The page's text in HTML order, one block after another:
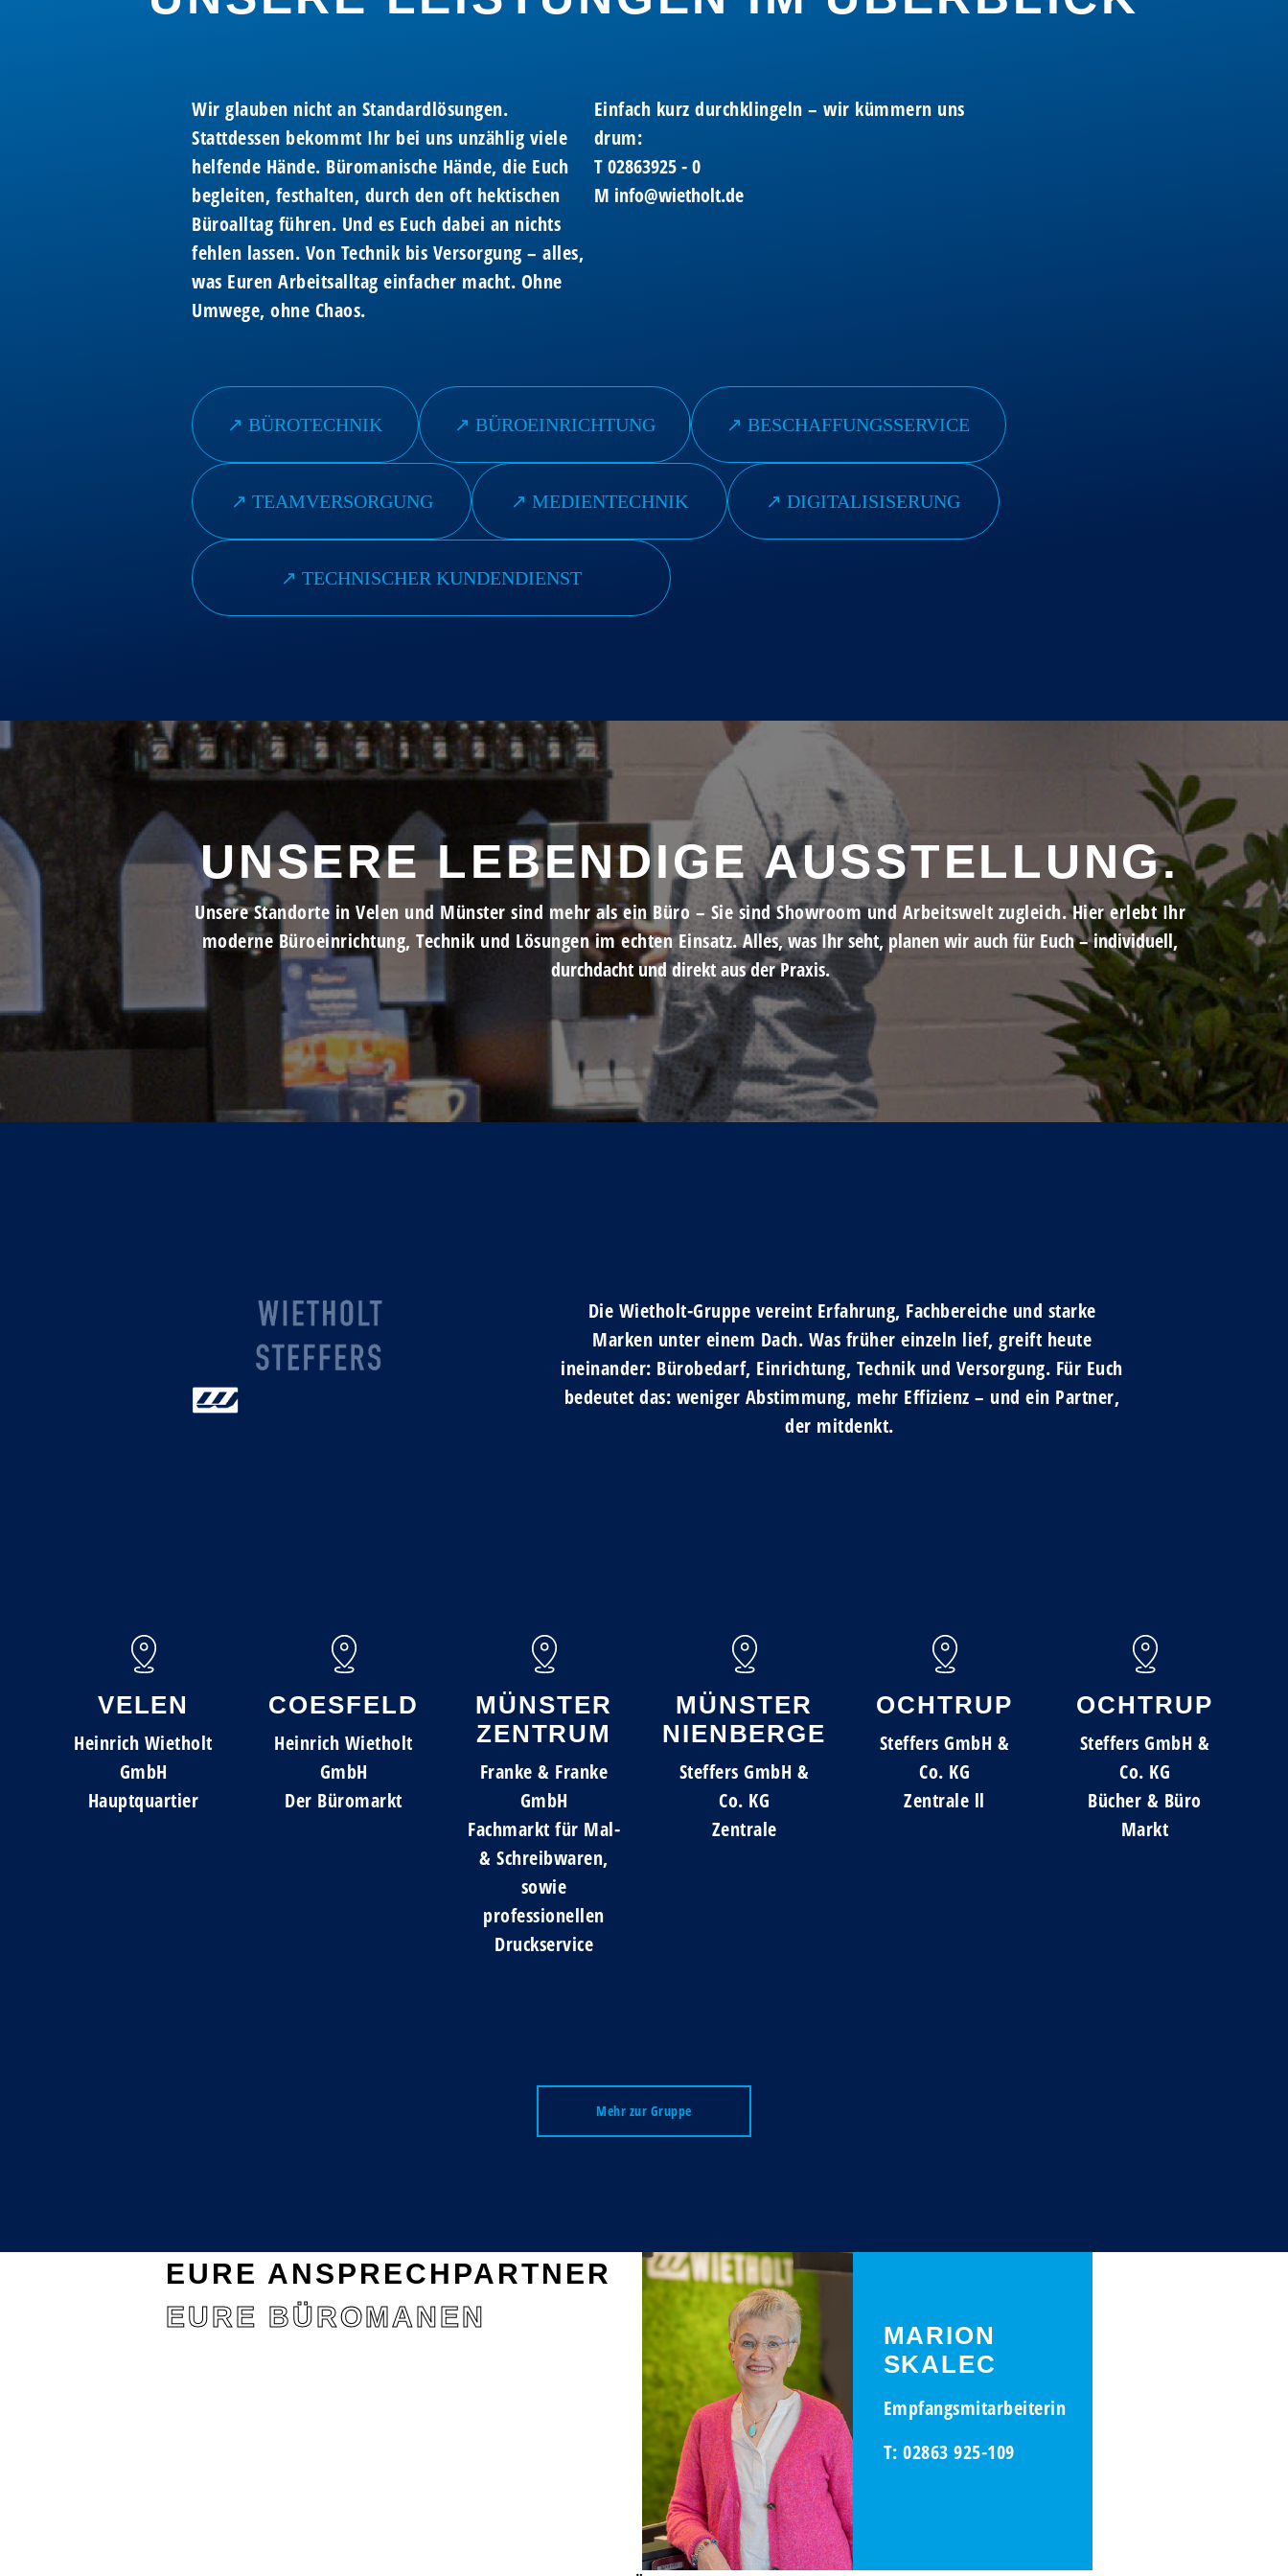
Wir glauben nicht an Standardlösungen.
Stattdessen bekommt Ihr bei uns unzählig viele
helfende Hände. Büromanische Hände, die Euch
begleiten, festhalten, durch den oft hektischen
Büroalltag führen. Und es Euch dabei an nichts
fehlen lassen. Von Technik bis Versorgung – alles,
was Euren Arbeitsalltag einfacher macht. Ohne
Umwege, ohne Chaos.
Einfach kurz durchklingeln – wir kümmern uns
drum:
T02863925 - 0
M info@wietholt.de
↗︎ BÜROTECHNIK ↗︎ BÜROEINRICHTUNG ↗︎ BESCHAFFUNGSSERVICE
↗︎ TEAMVERSORGUNG ↗︎ MEDIENTECHNIK ↗︎ DIGITALISISERUNG
↗︎ TECHNISCHER KUNDENDIENST
UNSERE LEBENDIGE AUSSTELLUNG.
Unsere Standorte in Velen und Münster sind mehr als ein Büro – Sie sind Showroom und Arbeitswelt zugleich. Hier erlebt Ihr
moderne Büroeinrichtung, Technik und Lösungen im echten Einsatz.Alles, was Ihr seht, planen wir auch für Euch – individuell,
durchdacht und direkt aus der Praxis.
Die Wietholt-Gruppe vereint Erfahrung, Fachbereiche und starke
Marken unter einem Dach. Was früher einzeln lief, greift heute
ineinander: Bürobedarf, Einrichtung, Technik und Versorgung. Für Euch
bedeutet das: weniger Abstimmung, mehr Effizienz – und ein Partner,
der mitdenkt.
VELEN
Heinrich Wietholt
GmbH
Hauptquartier
COESFELD
Heinrich Wietholt
GmbH
Der Büromarkt
MÜNSTER
ZENTRUM
Franke & Franke
GmbH
Fachmarkt für Mal-
& Schreibwaren,
sowie
professionellen
Druckservice
MÜNSTER
NIENBERGE
Steffers GmbH &
Co. KG
Zentrale
OCHTRUP
Steffers GmbH &
Co. KG
Zentrale ll
OCHTRUP
Steffers GmbH &
Co. KG
Bücher & Büro
Markt
Mehr zur Gruppe
EURE ANSPRECHPARTNER
EURE BÜROMANEN
MARION
SKALEC
Empfangsmitarbeiterin
T: 02863 925-109